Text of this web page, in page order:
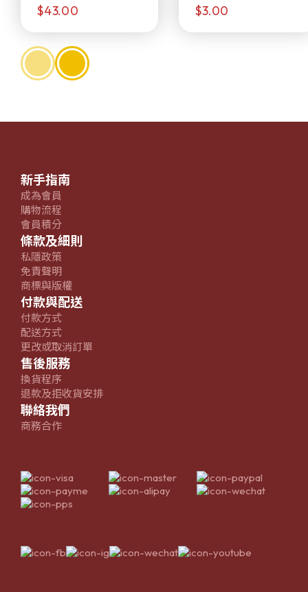
$43.00
$3.00
新手指南
成為會員
購物流程
會員積分
條款及細則
私隱政策
免責聲明
商標與版權
付款與配送
付款方式
配送方式
更改或取消訂單
售後服務
換貨程序
退款及拒收貨安排
聯絡我們
商務合作